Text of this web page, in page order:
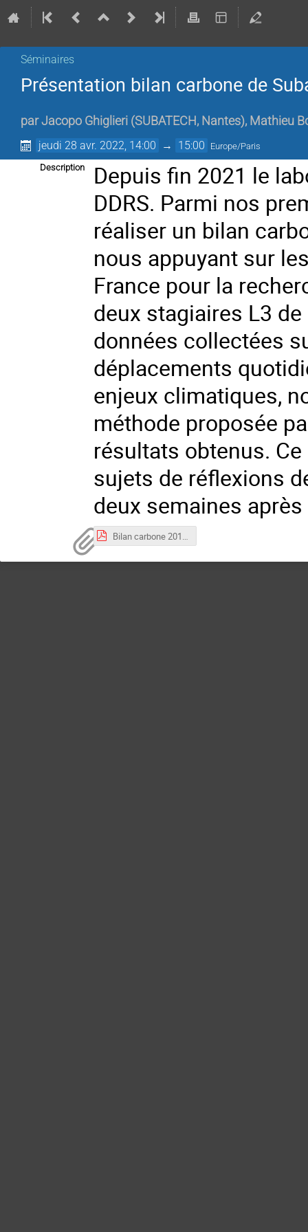
Séminaires
Présentation bilan carbone de
parJacopo Ghiglieri (SUBATECH, Nantes), Mathieu
jeudi 28 avr. 2022, 14:00 → 15:00 Europe/Paris
Description
Depuis fin 2021 le
DDRS. Parmi nos
réaliser un bilan
nous appuyant sur
France pour la
deux stagiaires L3
données collectées
déplacements
enjeux climatiques,
méthode proposée
résultats obtenus.
sujets de réflexions
deux semaines
Bilan carbone 2019 Subatech.pdf